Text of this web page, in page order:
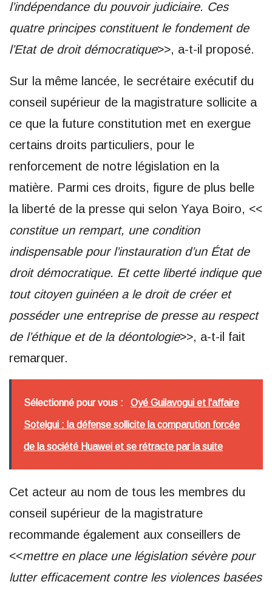
l’indépendance du pouvoir judiciaire. Ces
quatre principes constituent le fondement de
l’Etat de droit démocratique>>, a-t-il proposé.
Sur la même lancée, le secrétaire exécutif du
conseil supérieur de la magistrature sollicite a
ce que la future constitution met en exergue
certains droits particuliers, pour le
renforcement de notre législation en la
matière. Parmi ces droits, figure de plus belle
la liberté de la presse qui selon Yaya Boiro, <<
constitue un rempart, une condition
indispensable pour l’instauration d’un État de
droit démocratique. Et cette liberté indique que
tout citoyen guinéen a le droit de créer et
posséder une entreprise de presse au respect
de l’éthique et de la déontologie>>, a-t-il fait
remarquer.
Sélectionné pour vous : Oyé Guilavogui et l'affaire
Sotelgui : la défense sollicite la comparution forcée
de la société Huawei et se rétracte par la suite
Cet acteur au nom de tous les membres du
conseil supérieur de la magistrature
recommande également aux conseillers de
<<mettre en place une législation sévère pour
lutter efficacement contre les violences basées